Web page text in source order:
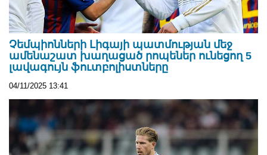
Չեմպիոնների Լիգայի պատմության մեջ
ամենաշատ խաղացած րոպեներ ունեցող 5
լավագույն ֆուտբոլիստները
04/11/2025 13:41